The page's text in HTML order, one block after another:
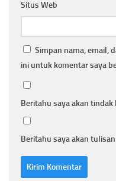
Situs Web
Simpan nama, email,
ini untuk komentar saya
Beritahu saya akan
Beritahu saya akan